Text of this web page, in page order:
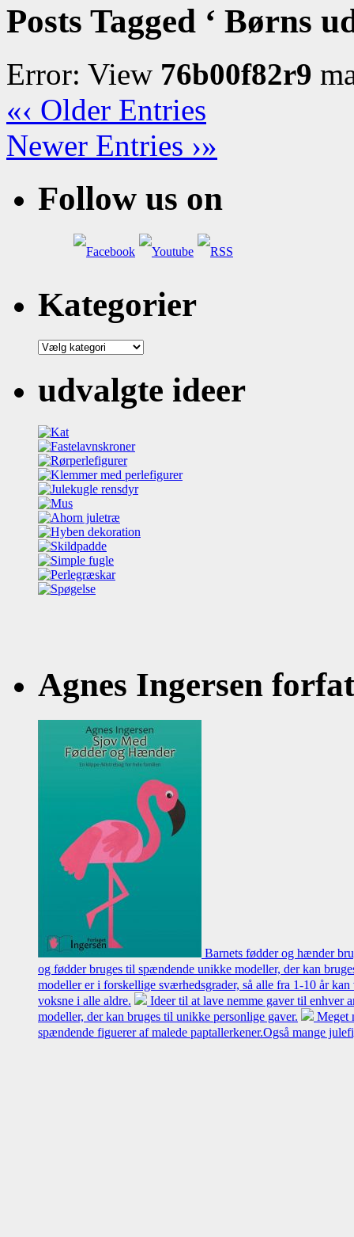
Posts Tagged ‘ Børns
Error: View 76b00f82r9
«‹ Older Entries
Newer Entries ›»
Follow us on
Kategorier
Kategorier
udvalgte ideer
Agnes Ingersen
Barnets fødder og hænder
og fødder bruges til spændende unikke modeller, der kan
modeller er i forskellige sværhedsgrader, så alle fra 1-10 år
voksne i alle aldre.
Ideer til at lave nemme gaver til enhver
modeller, der kan bruges til unikke personlige gaver.
Meget
spændende figuerer af malede paptallerkener.Også mange